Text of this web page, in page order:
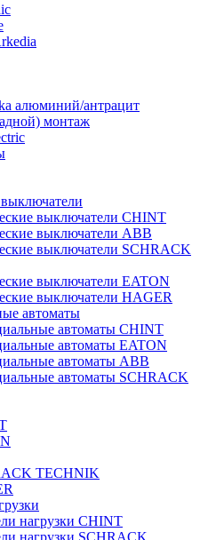
алюминий/антрацит
монтаж
выключатели CHINT
выключатели ABB
выключатели SCHRACK
выключатели EATON
выключатели HAGER
автоматы
автоматы CHINT
автоматы EATON
автоматы ABB
автоматы SCHRACK
TECHNIK
нагрузки CHINT
нагрузки SCHRACK